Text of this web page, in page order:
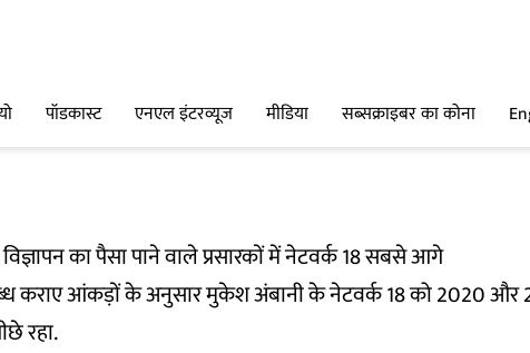
पॉडकास्ट एनएल इंटरव्यूज मीडिया सब्सक्राइबर का कोना
का पैसा पाने वाले प्रसारकों में नेटवर्क 18 सबसे आगे
कराए आंकड़ों के अनुसार मुकेश अंबानी के नेटवर्क 18 को 2020 और
रहा.